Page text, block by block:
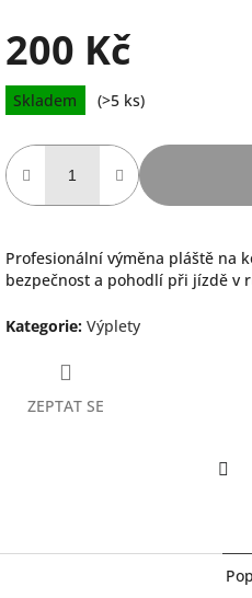
200 Kč
Měrná
cena:
Skladem (>5 ks)
Profesionální výměna pláště na
bezpečnost a pohodlí při jízdě v
Kategorie: Výplety
ZEPTAT SE